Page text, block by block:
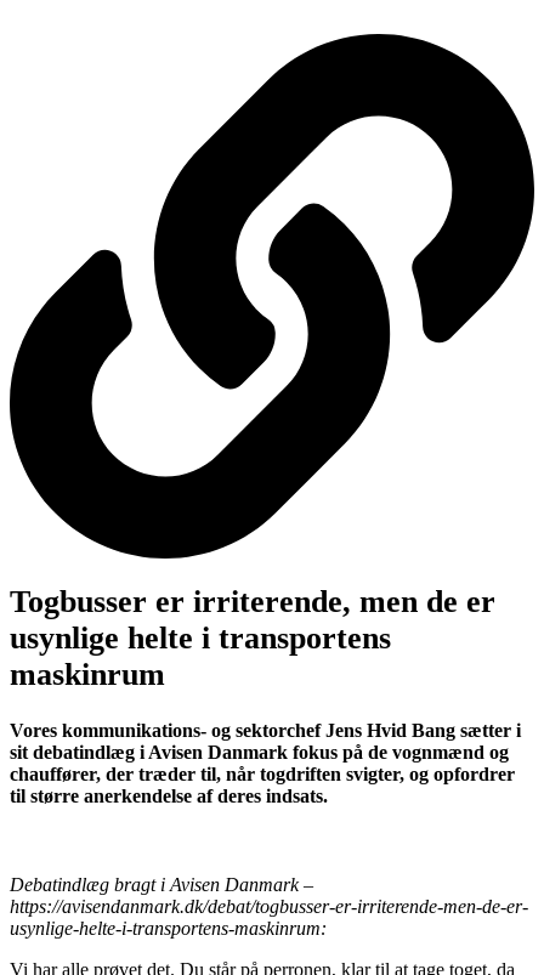
Togbusser er irriterende, men de er
usynlige helte i transportens
maskinrum
Vores kommunikations- og sektorchef Jens Hvid Bang sætter i
sit debatindlæg i Avisen Danmark fokus på de vognmænd og
chauffører, der træder til, når togdriften svigter, og opfordrer
til større anerkendelse af deres indsats.
Debatindlæg bragt i Avisen Danmark –
https://avisendanmark.dk/debat/togbusser-er-irriterende-men-de-er-
usynlige-helte-i-transportens-maskinrum:
Vi har alle prøvet det. Du står på perronen, klar til at tage toget, da